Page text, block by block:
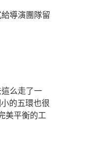
導演團隊留
么走了一
的五環也很
美平衡的工